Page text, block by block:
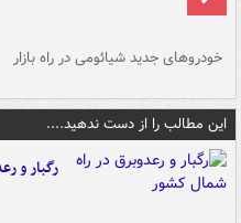
خودروهای جدید شیائومی در راه بازار
این مطالب را از دست ندهید....
رگبار و